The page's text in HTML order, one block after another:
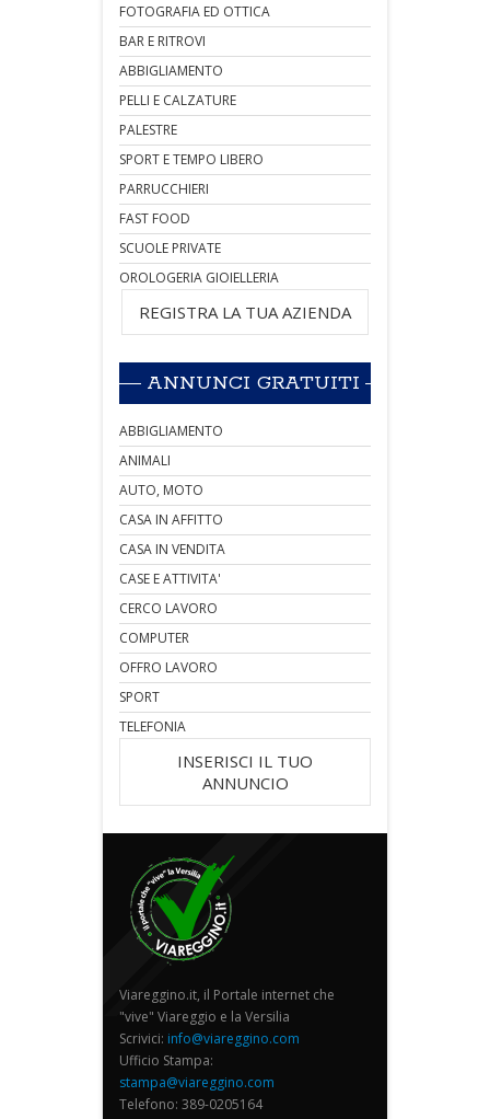
FOTOGRAFIA ED OTTICA
BAR E RITROVI
ABBIGLIAMENTO
PELLI E CALZATURE
PALESTRE
SPORT E TEMPO LIBERO
PARRUCCHIERI
FAST FOOD
SCUOLE PRIVATE
OROLOGERIA GIOIELLERIA
REGISTRA LA TUA AZIENDA
ANNUNCI GRATUITI
ABBIGLIAMENTO
ANIMALI
AUTO, MOTO
CASA IN AFFITTO
CASA IN VENDITA
CASE E ATTIVITA'
CERCO LAVORO
COMPUTER
OFFRO LAVORO
SPORT
TELEFONIA
INSERISCI IL TUO
ANNUNCIO
Viareggino.it, il Portale internet che
"vive" Viareggio e la Versilia
Scrivici: info@viareggino.com
Ufficio Stampa:
stampa@viareggino.com
Telefono: 389-0205164